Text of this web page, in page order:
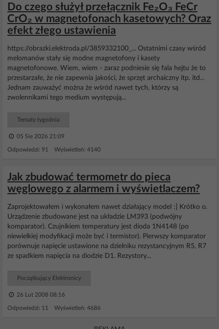
Do czego służył przełącznik Fe₂O₃ FeCr
CrO₂ w magnetofonach kasetowych? Oraz
efekt złego ustawienia
https://obrazki.elektroda.pl/3859332100_... Ostatnimi czasy wśród
melomanów stały się modne magnetofony i kasety
magnetofonowe. Wiem, wiem - zaraz podniesie się fala hejtu że to
przestarzałe, że nie zapewnia jakości, że sprzęt archaiczny itp. itd...
Jednam zauważyć można że wśród nawet tych, którzy są
zwolennikami tego medium występują...
Tematy tygodnia
05 Sie 2026 21:09
Odpowiedzi: 91 Wyświetleń: 4140
Jak zbudować termometr do pieca
węglowego z alarmem i wyświetlaczem?
Zaprojektowałem i wykonałem nawet działający model :] Krótko o.
Urządzenie zbudowane jest na układzie LM393 (podwójny
komparator). Czujnikiem temperatury jest dioda 1N4148 (po
niewielkiej modyfikacji może być i termistor). Pierwszy komparator
porównuje napięcie ustawione na dzielniku rezystancyjnym R5, R7
ze spadkiem napięcia na diodzie D1. Rezystory...
Początkujący Elektronicy
26 Lut 2008 08:16
Odpowiedzi: 11 Wyświetleń: 4686